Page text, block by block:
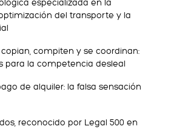
especializada en la
del transporte y la
compiten y se coordinan:
para la competencia desleal
de alquiler: la falsa sensación
reconocido por Legal 500 en